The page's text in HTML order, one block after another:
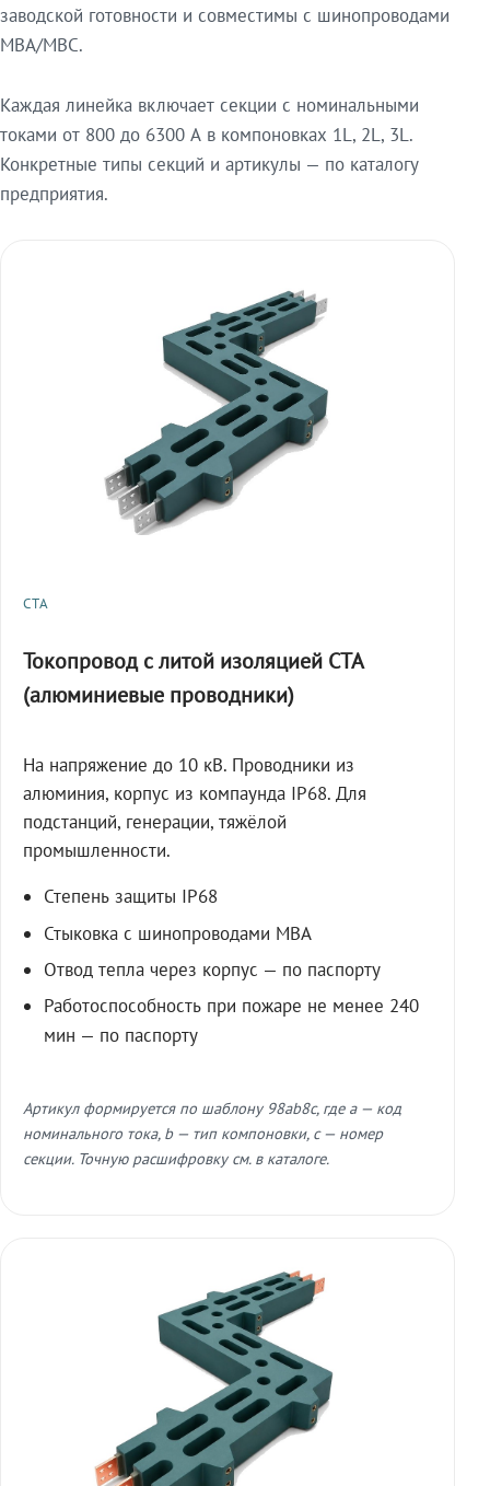
заводской готовности и совместимы с шинопроводами
МВА/МВС.
Каждая линейка включает секции с номинальными
токами от 800 до 6300 А в компоновках 1L, 2L, 3L.
Конкретные типы секций и артикулы — по каталогу
предприятия.
СТА
Токопровод с литой изоляцией СТА
(алюминиевые проводники)
На напряжение до 10 кВ. Проводники из
алюминия, корпус из компаунда IP68. Для
подстанций, генерации, тяжёлой
промышленности.
Степень защиты IP68
Стыковка с шинопроводами МВА
Отвод тепла через корпус — по паспорту
Работоспособность при пожаре не менее 240
мин — по паспорту
Артикул формируется по шаблону 98ab8c, где a — код
номинального тока, b — тип компоновки, c — номер
секции. Точную расшифровку см. в каталоге.